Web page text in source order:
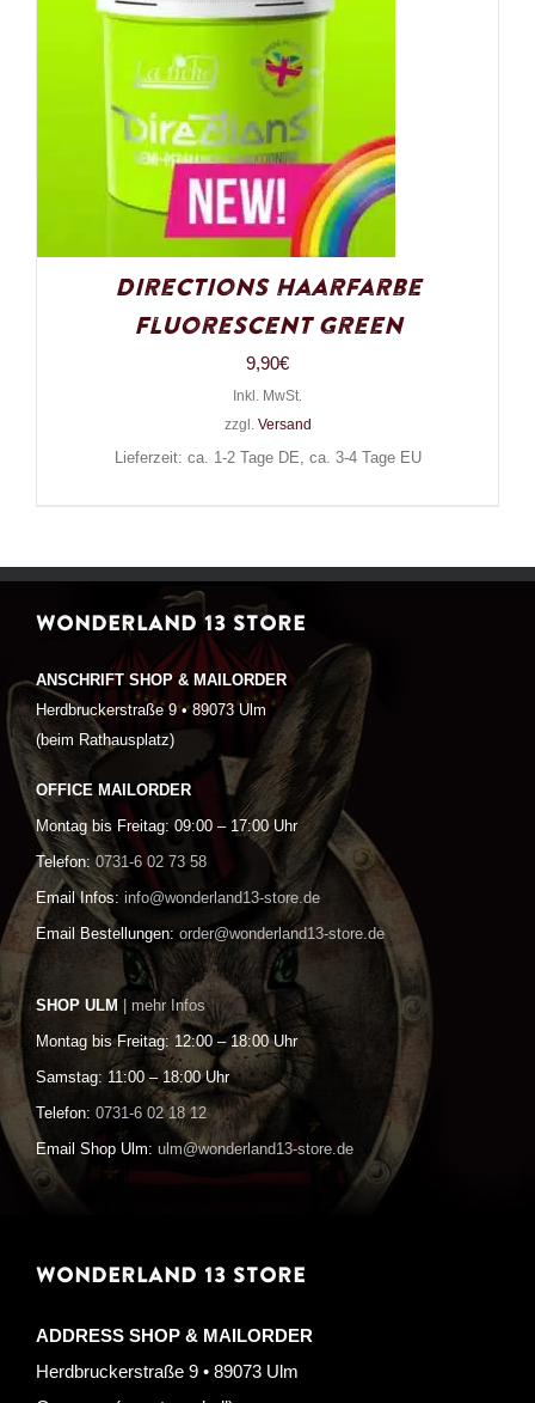
Directions Haarfarbe
Fluorescent Green
9,90€
Inkl. MwSt.
zzgl. Versand
Lieferzeit: ca. 1-2 Tage DE, ca. 3-4 Tage EU
WONDERLAND 13 STORE
ANSCHRIFT SHOP & MAILORDER
Herdbruckerstraße 9 • 89073 Ulm
(beim Rathausplatz)
OFFICE MAILORDER
Montag bis Freitag: 09:00 – 17:00 Uhr
Telefon: 0731-6 02 73 58
Email Infos: info@wonderland13-store.de
Email Bestellungen: order@wonderland13-store.de
SHOP ULM | mehr Infos
Montag bis Freitag: 12:00 – 18:00 Uhr
Samstag: 11:00 – 18:00 Uhr
Telefon: 0731-6 02 18 12
Email Shop Ulm: ulm@wonderland13-store.de
WONDERLAND 13 STORE
ADDRESS SHOP & MAILORDER
Herdbruckerstraße 9 • 89073 Ulm